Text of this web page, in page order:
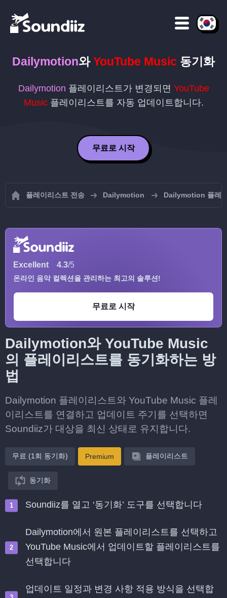
Dailymotion와YouTube Music 동기화
Dailymotion 플레이리스트가 변경되면 YouTube
Music플레이리스트를 자동 업데이트합니다.
무료로 시작
플레이리스트 전송 Dailymotion Dailymotion 플레
Excellent 4.3/5
온라인 음악 컬렉션을 관리하는 최고의 솔루션!
무료로 시작
Dailymotion와 YouTube Music
의 플레이리스트를 동기화하는 방
법
Dailymotion 플레이리스트와 YouTube Music 플레
이리스트를 연결하고 업데이트 주기를 선택하면
Soundiiz가 대상을 최신 상태로 유지합니다.
무료 (1회 동기화) Premium 플레이리스트
동기화
Soundiiz를 열고 ‘동기화’ 도구를 선택합니다
Dailymotion에서 원본 플레이리스트를 선택하고
YouTube Music에서 업데이트할 플레이리스트를
선택합니다
업데이트 일정과 변경 사항 적용 방식을 선택합